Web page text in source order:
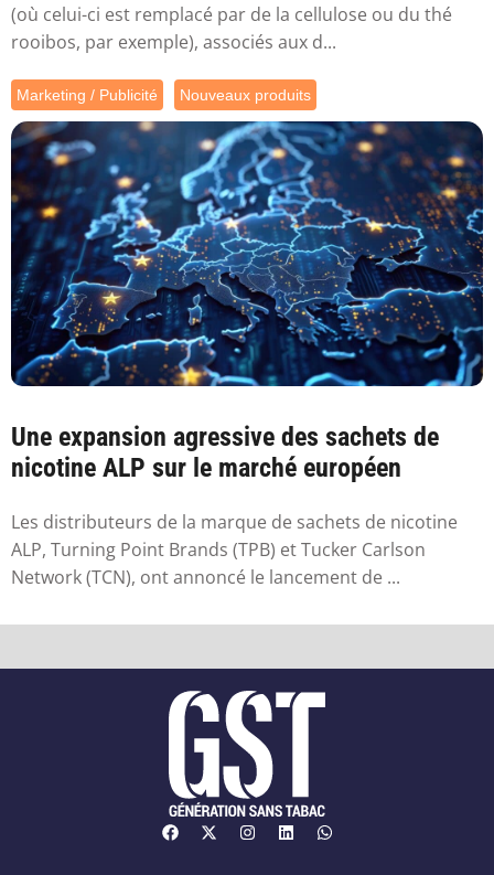
(où celui-ci est remplacé par de la cellulose ou du thé
rooibos, par exemple), associés aux d...
Marketing / Publicité Nouveaux produits
Une expansion agressive des sachets de
nicotine ALP sur le marché européen
Les distributeurs de la marque de sachets de nicotine
ALP, Turning Point Brands (TPB) et Tucker Carlson
Network (TCN), ont annoncé le lancement de ...